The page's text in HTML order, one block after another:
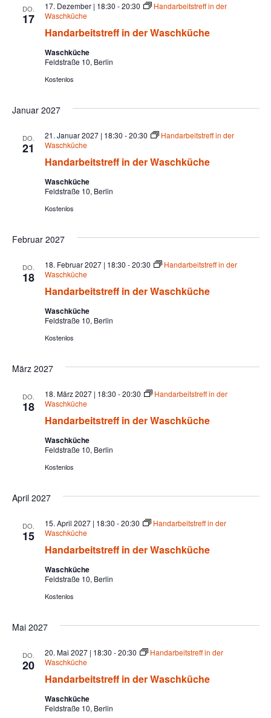
DO.
17
Handarbeitstreff in der Waschküche
17. Dezember | 18:30 -20:30
Handarbeitstreff in der
Waschküche
Waschküche
Feldstraße 10, Berlin
Kostenlos
Januar 2027
DO.
21
Handarbeitstreff in der Waschküche
21. Januar 2027 | 18:30 -20:30
Handarbeitstreff in der
Waschküche
Waschküche
Feldstraße 10, Berlin
Kostenlos
Februar 2027
DO.
18
Handarbeitstreff in der Waschküche
18. Februar 2027 | 18:30 -20:30
Handarbeitstreff in der
Waschküche
Waschküche
Feldstraße 10, Berlin
Kostenlos
März 2027
DO.
18
Handarbeitstreff in der Waschküche
18. März 2027 | 18:30 -20:30
Handarbeitstreff in der
Waschküche
Waschküche
Feldstraße 10, Berlin
Kostenlos
April 2027
DO.
15
Handarbeitstreff in der Waschküche
15. April 2027 | 18:30 -20:30
Handarbeitstreff in der
Waschküche
Waschküche
Feldstraße 10, Berlin
Kostenlos
Mai 2027
DO.
20
Handarbeitstreff in der Waschküche
20. Mai 2027 | 18:30 -20:30
Handarbeitstreff in der
Waschküche
Waschküche
Feldstraße 10, Berlin